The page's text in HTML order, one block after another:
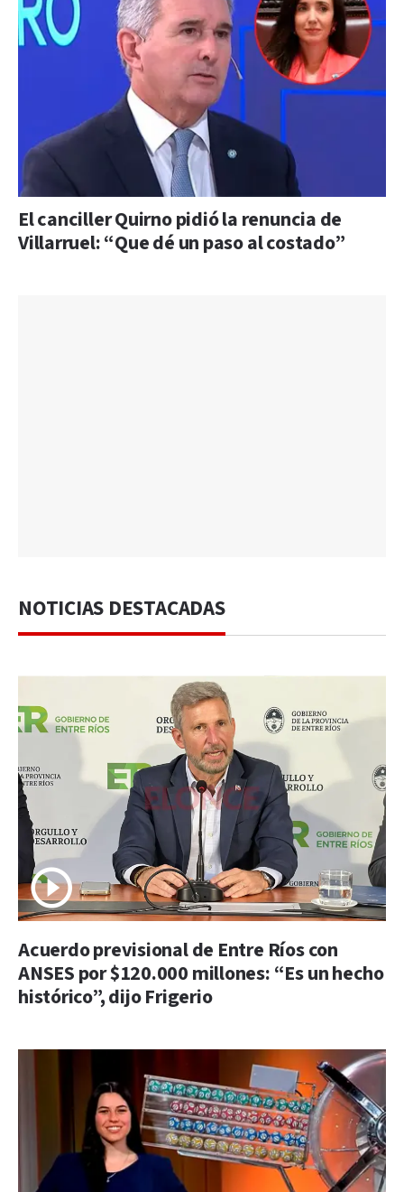
El canciller Quirno pidió la renuncia de
Villarruel: “Que dé un paso al costado”
NOTICIAS DESTACADAS
Acuerdo previsional de Entre Ríos con
ANSES por $120.000 millones: “Es un hecho
histórico”, dijo Frigerio